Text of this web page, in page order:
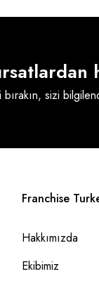
sizi
Franchise
Hakkımızda
Ekibimiz